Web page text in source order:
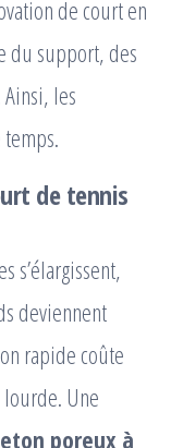
de court en
du support, des
les
de tennis
s’élargissent,
deviennent
rapide coûte
Une
poreux à